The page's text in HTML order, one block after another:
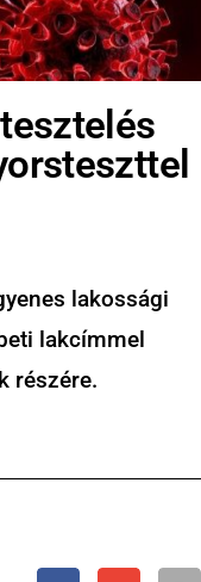
lakossági
lakcímmel
részére.